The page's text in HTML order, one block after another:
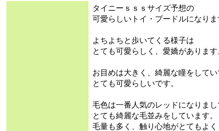
タイニーｓｓｓサイズ予想の
可愛らしいトイ・プードルになり
よちよちと歩いてくる様子は
とても可愛らしく、愛嬌があります
お目めは大きく、綺麗な瞳をしてい
とても可愛らしいです。
毛色は一番人気のレッドになりま
とても綺麗な毛並みをしています。
毛量も多く、触り心地がとてもよく